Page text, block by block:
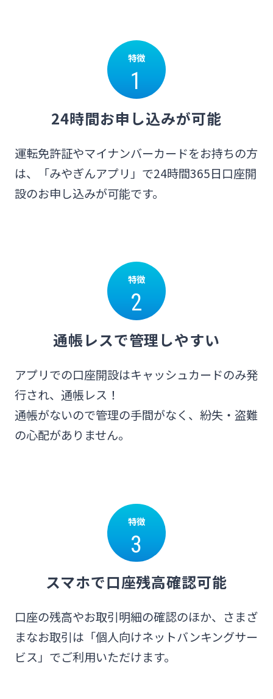
キャッシュレスサービス
スポーツくじ「宮崎銀行toto」
その他サービス
よくあるご質問
個人のお客さま
法人・個人事業主のお客さま
ニュースリリース一覧
お問い合わせ先一覧
特徴
1
24時間お申し込みが可能
運転免許証やマイナンバーカードをお持ちの方
は、「みやぎんアプリ」で24時間365日口座開
設のお申し込みが可能です。
特徴
2
通帳レスで管理しやすい
アプリでの口座開設はキャッシュカードのみ発
行され、通帳レス！
通帳がないので管理の手間がなく、紛失・盗難
の心配がありません。
特徴
3
スマホで口座残高確認可能
口座の残高やお取引明細の確認のほか、さまざ
まなお取引は「個人向けネットバンキングサー
ビス」でご利用いただけます。